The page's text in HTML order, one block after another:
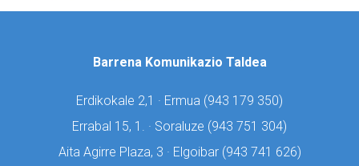
Barrena Komunikazio Taldea
Erdikokale 2,1 · Ermua (943 179 350)
Errabal 15, 1. · Soraluze (943 751 304)
Aita Agirre Plaza, 3 · Elgoibar (943 741 626)